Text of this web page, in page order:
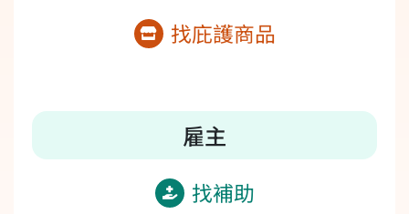
找庇護商品
雇主
找補助